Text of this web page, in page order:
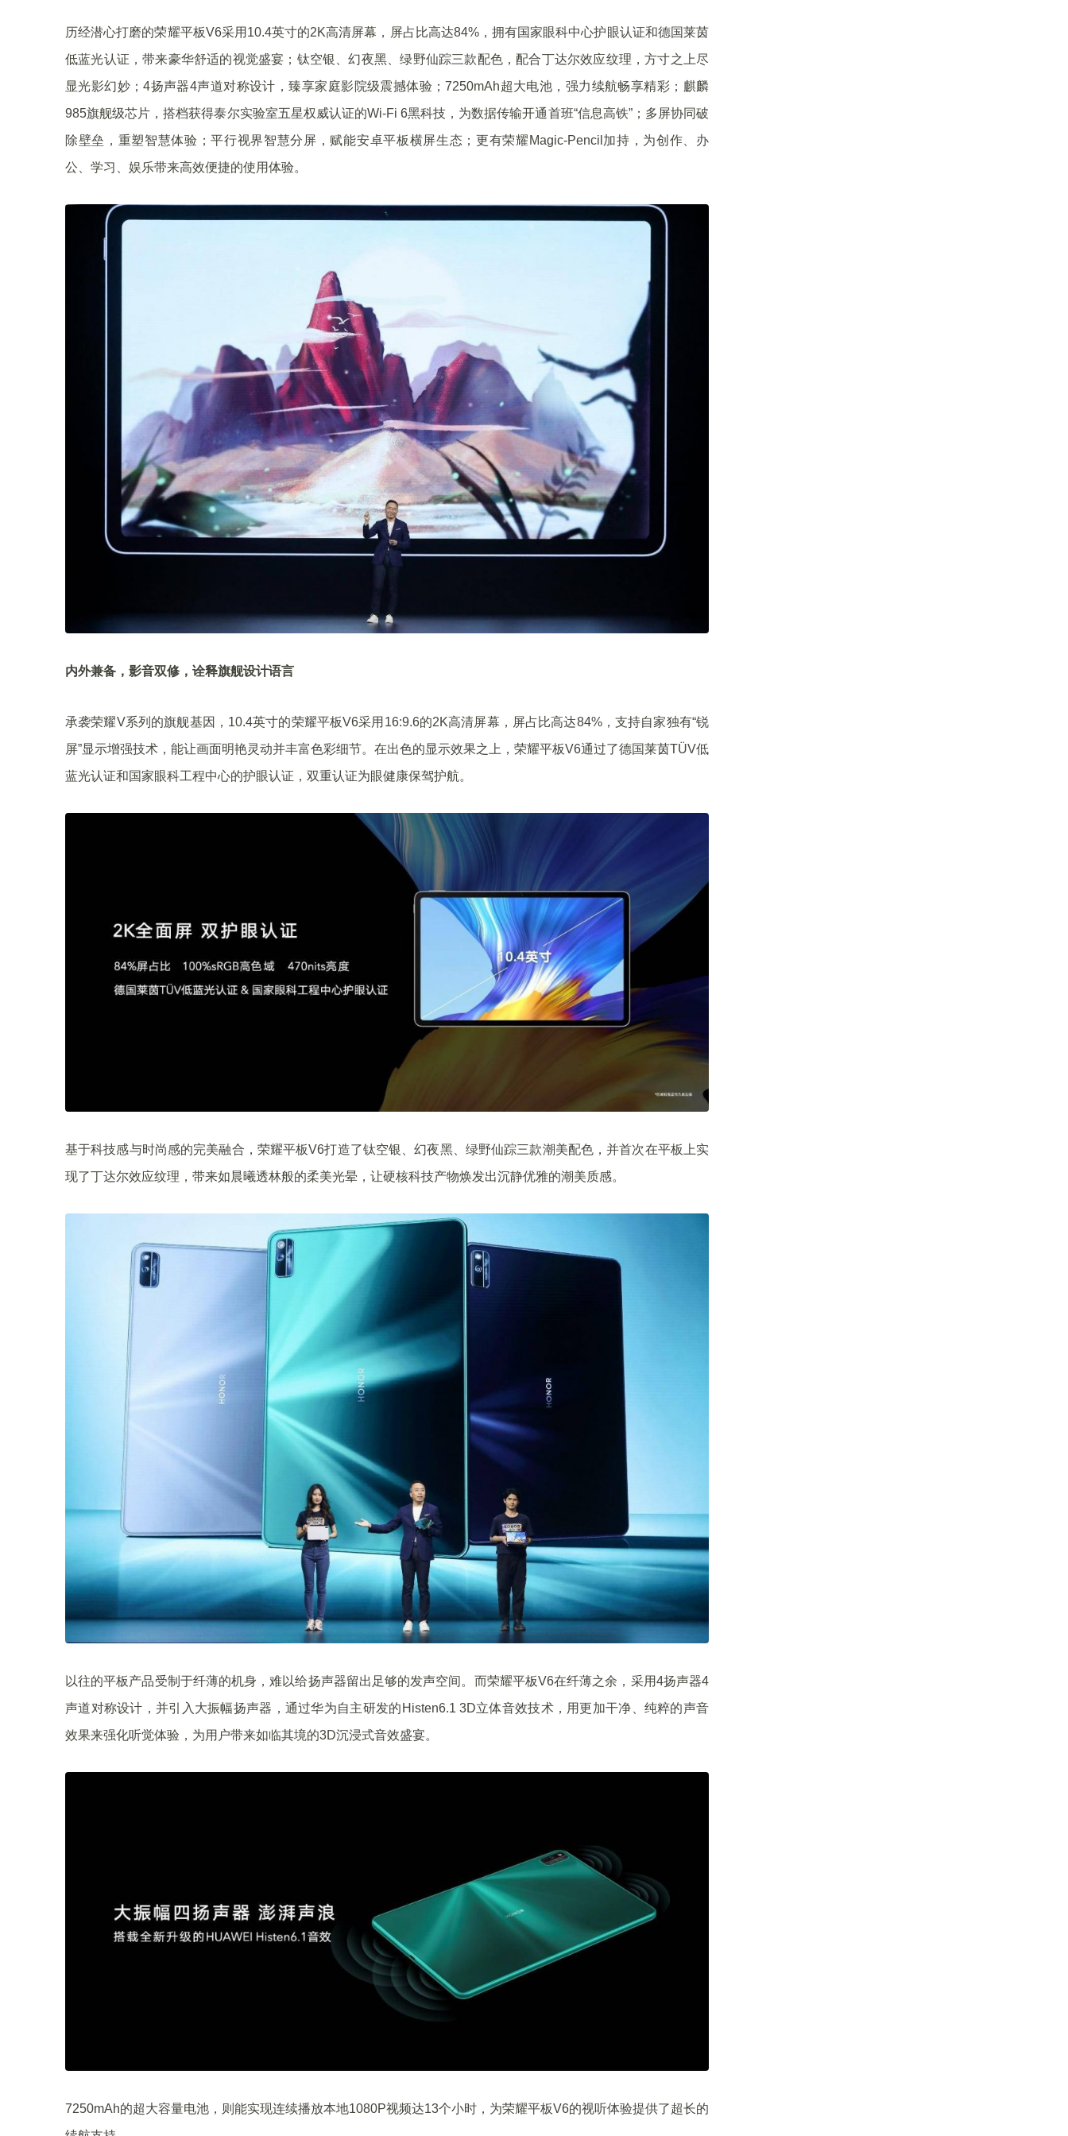
历经潜心打磨的荣耀平板V6采用10.4英寸的2K高清屏幕，屏占比高达84%，拥有国家眼科中心护眼认证和德国莱茵
低蓝光认证，带来豪华舒适的视觉盛宴；钛空银、幻夜黑、绿野仙踪三款配色，配合丁达尔效应纹理，方寸之上尽
显光影幻妙；4扬声器4声道对称设计，臻享家庭影院级震撼体验；7250mAh超大电池，强力续航畅享精彩；麒麟
985旗舰级芯片，搭档获得泰尔实验室五星权威认证的Wi-Fi 6黑科技，为数据传输开通首班“信息高铁”；多屏协同破
除壁垒，重塑智慧体验；平行视界智慧分屏，赋能安卓平板横屏生态；更有荣耀Magic-Pencil加持，为创作、办
公、学习、娱乐带来高效便捷的使用体验。
内外兼备，影音双修，诠释旗舰设计语言
承袭荣耀V系列的旗舰基因，10.4英寸的荣耀平板V6采用16:9.6的2K高清屏幕，屏占比高达84%，支持自家独有“锐
屏”显示增强技术，能让画面明艳灵动并丰富色彩细节。在出色的显示效果之上，荣耀平板V6通过了德国莱茵TÜV低
蓝光认证和国家眼科工程中心的护眼认证，双重认证为眼健康保驾护航。
基于科技感与时尚感的完美融合，荣耀平板V6打造了钛空银、幻夜黑、绿野仙踪三款潮美配色，并首次在平板上实
现了丁达尔效应纹理，带来如晨曦透林般的柔美光晕，让硬核科技产物焕发出沉静优雅的潮美质感。
以往的平板产品受制于纤薄的机身，难以给扬声器留出足够的发声空间。而荣耀平板V6在纤薄之余，采用4扬声器4
声道对称设计，并引入大振幅扬声器，通过华为自主研发的Histen6.1 3D立体音效技术，用更加干净、纯粹的声音
效果来强化听觉体验，为用户带来如临其境的3D沉浸式音效盛宴。
7250mAh的超大容量电池，则能实现连续播放本地1080P视频达13个小时，为荣耀平板V6的视听体验提供了超长的